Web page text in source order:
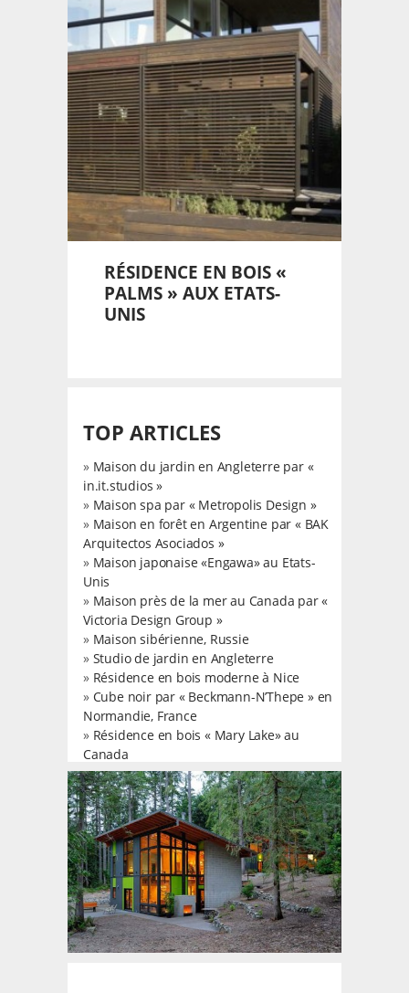
RÉSIDENCE EN BOIS «
PALMS » AUX ETATS-
UNIS
TOP ARTICLES
» Maison du jardin en Angleterre par «
in.it.studios »
» Maison spa par « Metropolis Design »
» Maison en forêt en Argentine par « BAK
Arquitectos Asociados »
» Maison japonaise «Engawa» au Etats-
Unis
» Maison près de la mer au Canada par «
Victoria Design Group »
» Maison sibérienne, Russie
» Studio de jardin en Angleterre
» Résidence en bois moderne à Nice
» Cube noir par « Beckmann-N’Thepe » en
Normandie, France
» Résidence en bois « Mary Lake» au
Canada